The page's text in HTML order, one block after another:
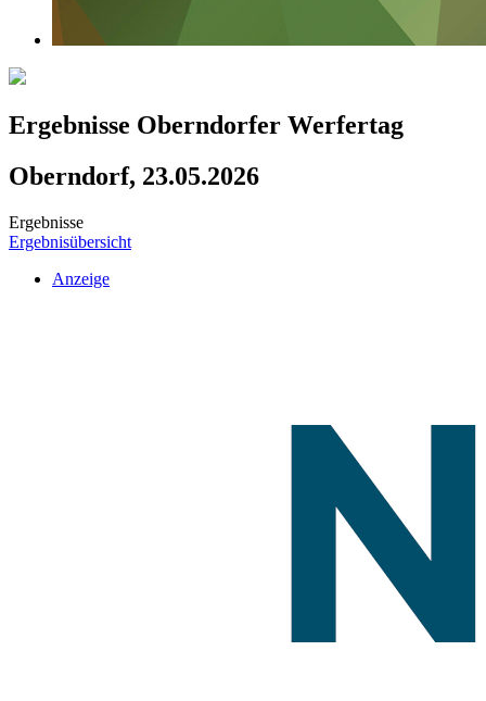
Ergebnisse Oberndorfer Werfertag
Oberndorf, 23.05.2026
Ergebnisse
Ergebnisübersicht
Anzeige